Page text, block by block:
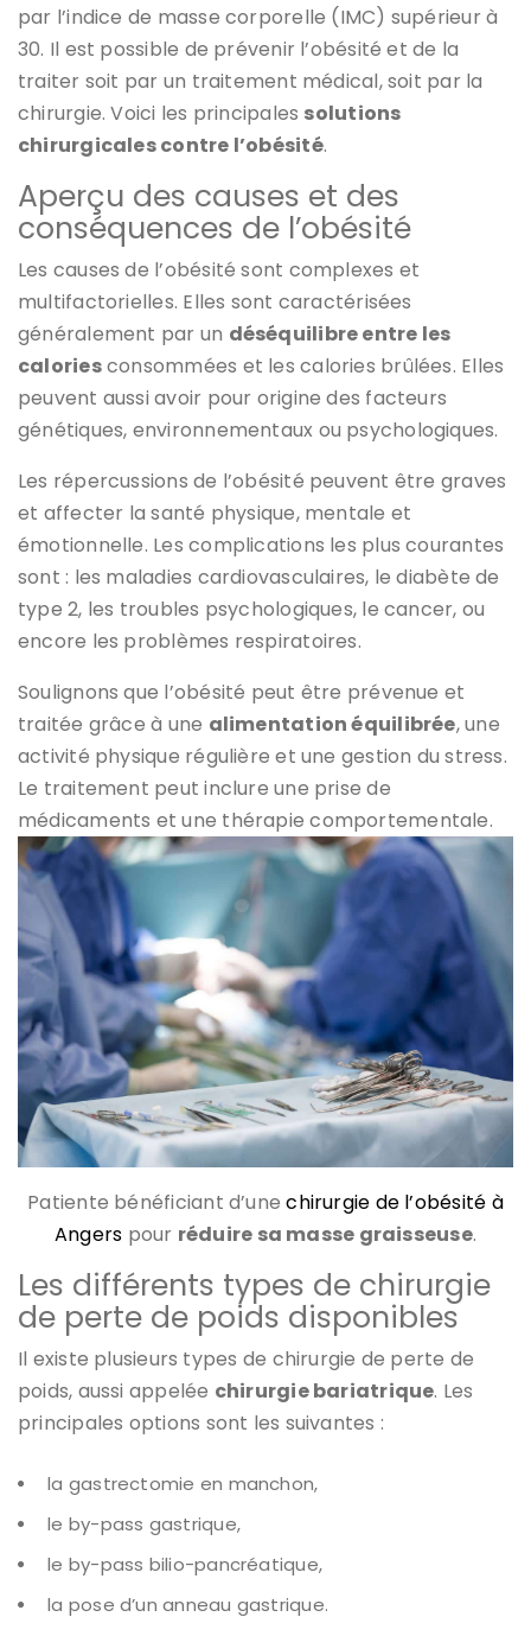
par l’indice de masse corporelle (IMC) supérieur à
30. Il est possible de prévenir l’obésité et de la
traiter soit par un traitement médical, soit par la
chirurgie. Voici les principales solutions
chirurgicales contre l’obésité.
Aperçu des causes et des
conséquences de l’obésité
Les causes de l’obésité sont complexes et
multifactorielles. Elles sont caractérisées
généralement par un déséquilibre entre les
caloriesconsommées et les calories brûlées. Elles
peuvent aussi avoir pour origine des facteurs
génétiques, environnementaux ou psychologiques.
Les répercussions de l’obésité peuvent être graves
et affecter la santé physique, mentale et
émotionnelle. Les complications les plus courantes
sont : les maladies cardiovasculaires, le diabète de
type 2, les troubles psychologiques, le cancer, ou
encore les problèmes respiratoires.
Soulignons que l’obésité peut être prévenue et
traitée grâce à une alimentation équilibrée, une
activité physique régulière et une gestion du stress.
Le traitement peut inclure une prise de
médicaments et une thérapie comportementale.
Patiente bénéficiant d’unechirurgie de l’obésité à
Angers pour réduire sa masse graisseuse.
Les différents types de chirurgie
de perte de poids disponibles
Il existe plusieurs types de chirurgie de perte de
poids, aussi appelée chirurgie bariatrique. Les
principales options sont les suivantes :
la gastrectomie en manchon,
le by-pass gastrique,
le by-pass bilio-pancréatique,
la pose d’un anneau gastrique.